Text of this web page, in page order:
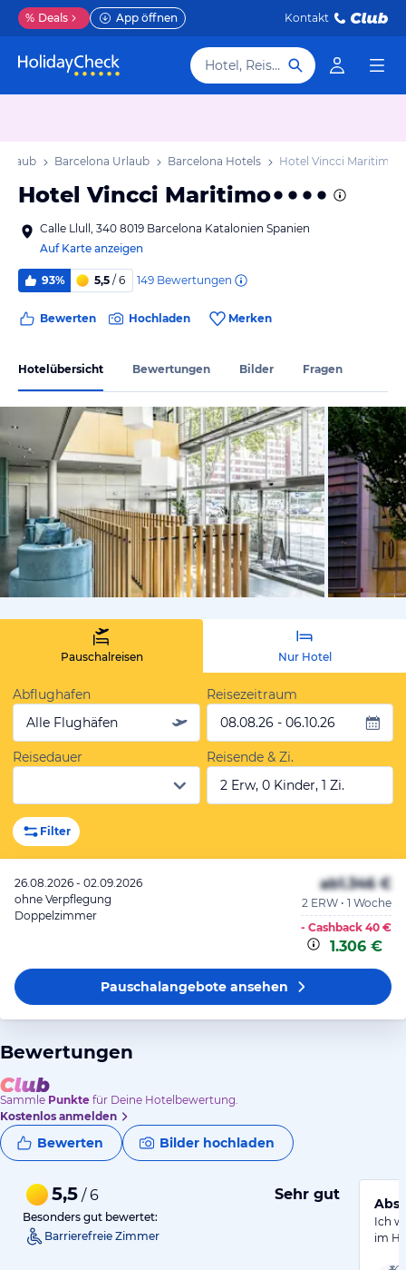
% Deals App öffnen Kontakt
Hotel, Reiseziel
Barcelona Urlaub Barcelona Hotels Hotel Vincci Maritimo
Hotel Vincci Maritimo
Calle Llull, 340 8019 Barcelona Katalonien Spanien
Auf Karte anzeigen
93% 5,5 / 6 149 Bewertungen
Bewerten Hochladen Merken
Hotelübersicht Bewertungen Bilder Fragen
von
Pauschalreisen Nur Hotel
Abflughafen
Alle Flughäfen
Reisezeitraum
08.08.26 - 06.10.26
Reisedauer
Reisende & Zi.
2 Erw, 0 Kinder, 1 Zi.
Filter
26.08.2026 - 02.09.2026
ohne Verpflegung
Doppelzimmer
ab1.346 €
2 ERW • 1 Woche
- Cashback 40 €
1.306 €
Pauschalangeboteansehen
Bewertungen
Sammle Punkte für Deine Hotelbewertung.
Kostenlos anmelden
Bewerten Bilder hochladen
5,5 / 6 Sehr gut
Besonders gut bewertet:
Barrierefreie Zimmer
Ich
im